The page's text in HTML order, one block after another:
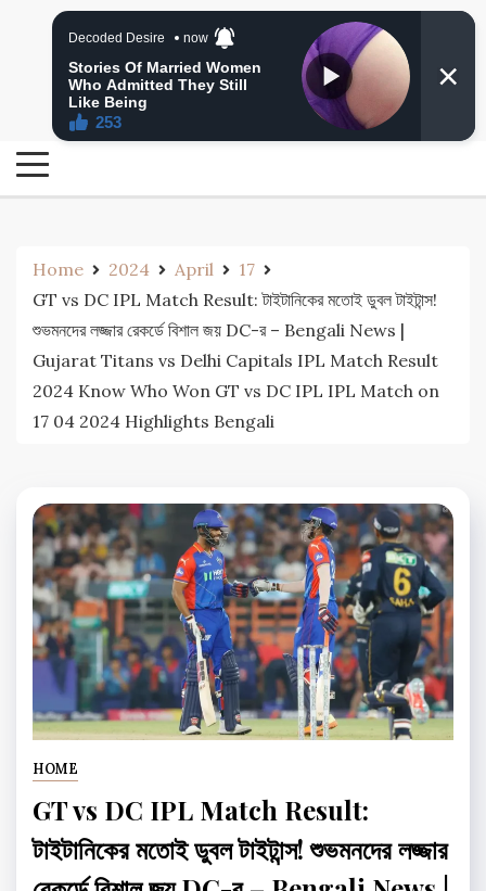
24 Ghanta Bangla News
24 Ghanta Bengali News
Home 2024 April
17
GT vs DC IPL Match Result: টাইটানিকের মতোই ডুবল টাইটান্স!
শুভমনদের লজ্জার রেকর্ডে বিশাল জয় DC-র – Bengali News |
Gujarat Titans vs Delhi Capitals IPL Match Result
2024 Know Who Won GT vs DC IPL IPL Match on
17 04 2024 Highlights Bengali
HOME
GT vs DC IPL Match Result:
টাইটানিকের মতোই ডুবল টাইটান্স! শুভমনদের লজ্জার